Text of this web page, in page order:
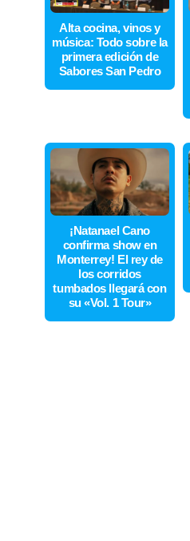
Alta cocina, vinos y
música: Todo sobre la
primera edición de
Sabores San Pedro
¡Natanael Cano
confirma show en
Monterrey! El rey de
los corridos
tumbados llegará con
su «Vol. 1 Tour»